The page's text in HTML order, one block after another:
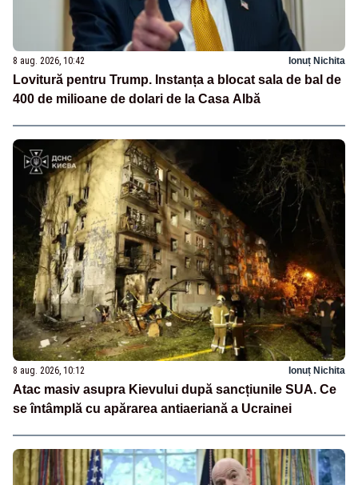
8 aug. 2026, 10:42 Ionuț Nichita
Lovitură pentru Trump. Instanța a blocat sala de bal de
400 de milioane de dolari de la Casa Albă
8 aug. 2026, 10:12 Ionuț Nichita
Atac masiv asupra Kievului după sancțiunile SUA. Ce
se întâmplă cu apărarea antiaeriană a Ucrainei